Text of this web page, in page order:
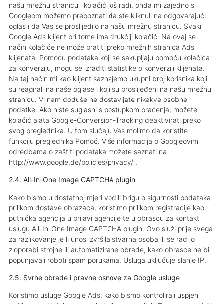
našu mrežnu stranicu i kolačić još radi, onda mi zajedno s
Googleom možemo prepoznati da ste kliknuli na odgovarajući
oglas i da Vas se proslijedilo na našu mrežnu stranicu. Svaki
Google Ads klijent pri tome ima drukčiji kolačić. Na ovaj se
način kolačiće ne može pratiti preko mrežnih stranica Ads
klijenata. Pomoću podataka koji se sakupljaju pomoću kolačića
za konverziju, mogu se izraditi statistike o konverziji klijenata.
Na taj način mi kao klijent saznajemo ukupni broj korisnika koji
su reagirali na naše oglase i koji su proslijeđeni na našu mrežnu
stranicu. Vi nam doduše ne dostavljate nikakve osobne
podatke. Ako niste suglasni s postupkom praćenja, možete
kolačić alata Google-Conversion-Tracking deaktivirati preko
svog preglednika. U tom slučaju Vas molimo da koristite
funkciju preglednika Pomoć. Više informacija o Googleovim
odredbama o zaštiti podataka možete saznati na
http://www.google.de/policies/privacy/ .
2.4. All-In-One Image CAPTCHA plugin
Kako bismo u dostatnoj mjeri vodili brigu o sigurnosti podataka
prilikom dostave obrazaca, koristimo prilikom registracije kao
putnička agencija u prijavi agencije te u obrascu za kontakt
uslugu All-In-One Image CAPTCHA plugin. Ovo služi prije svega
za razlikovanje je li unos izvršila stvarna osoba ili se radi o
zloporabi strojne ili automatizirane obrade, kako obrasce ne bi
popunjavali roboti spam porukama. Usluga uključuje slanje IP.
2.5. Svrhe obrade i pravne osnove za Google usluge
Koristimo usluge Google Ads, kako bismo kontrolirali uspjeh